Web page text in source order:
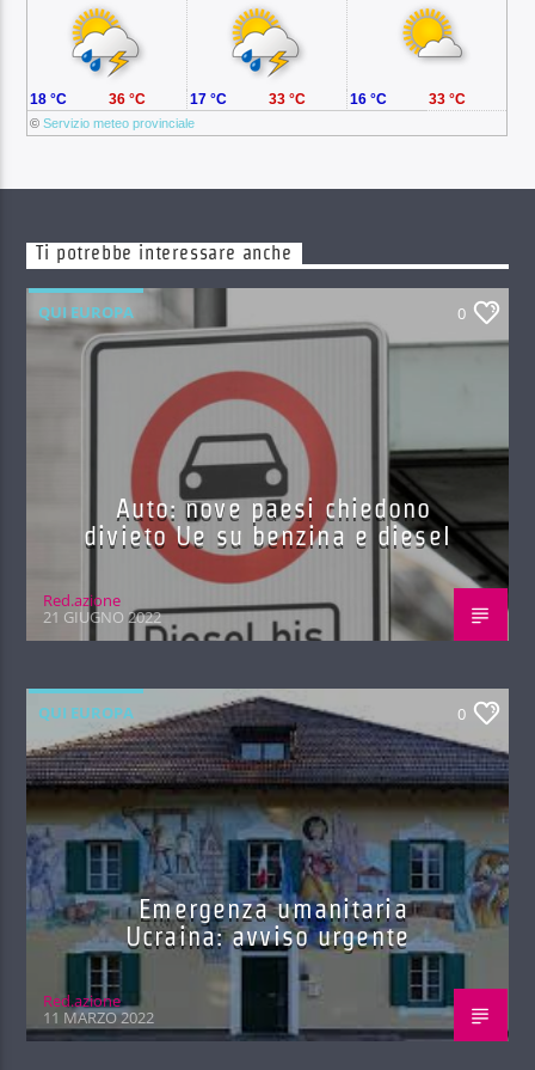
©Servizio meteo provinciale
18 °C 36 °C 17 °C 33 °C 16 °C 33 °C
Ti potrebbe interessare anche
QUI EUROPA 0
Auto: nove paesi chiedono
divieto Ue su benzina e diesel
Red.azione
21 GIUGNO 2022
QUI EUROPA 0
Emergenza umanitaria
Ucraina: avviso urgente
Red.azione
11 MARZO 2022